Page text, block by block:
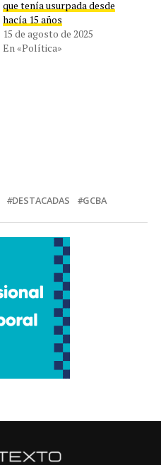
que tenía usurpada desde
hacía 15 años
15 de agosto de 2025
En «Política»
DESTACADAS GCBA